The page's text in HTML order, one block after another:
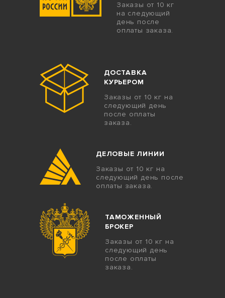
Заказы от 10 кг
на следующий
день после
оплаты заказа.
ДОСТАВКА
КУРЬЕРОМ
Заказы от 10 кг на
следующий день
после оплаты
заказа.
ДЕЛОВЫЕ ЛИНИИ
Заказы от 10 кг на
следующий день после
оплаты заказа.
ТАМОЖЕННЫЙ
БРОКЕР
Заказы от 10 кг на
следующий день
после оплаты
заказа.